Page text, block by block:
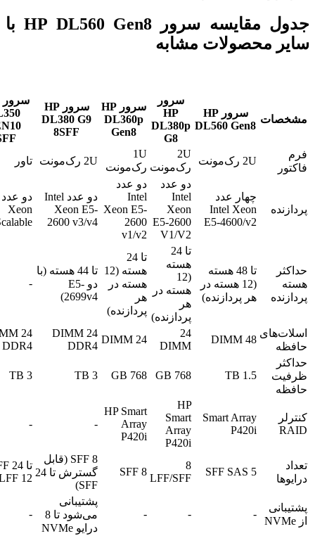
جدول مقایسه سرور HP DL560 Gen8 با
سایر محصولات مشابه
مشخصات
سرور HP
DL560 Gen8
سرور
HP
DL380p
G8
سرور HP
DL360p
Gen8
سرور HP
DL380 G9
8SFF
فرم
فاکتور
2U رک‌مونت
2U
رک‌مونت
1U
رک‌مونت
2U رک‌مونت تاور
پردازنده
چهار عدد
Intel Xeon
E5-4600/v2
دو عدد
Intel
Xeon
E5-2600
V1/V2
دو عدد
Intel
Xeon E5-
2600
v1/v2
دو عدد Intel
Xeon E5-
2600 v3/v4
Xeon
حداکثر
هسته
پردازنده
تا 48 هسته
(12 هسته در
هر پردازنده)
تا 24
هسته
(12
هسته در
هر
پردازنده)
تا 24
هسته (12
هسته در
هر
پردازنده)
تا 44 هسته (با
دو E5-
2699v4)
-
اسلات‌های
حافظه
48 DIMM
24
DIMM
24 DIMM
24 DIMM
DDR4
DDR4
حداکثر
ظرفیت
حافظه
1.5 TB
768 GB
768 GB
3 TB
3 TB
کنترلر
RAID
Smart Array
P420i
HP
Smart
Array
P420i
HP Smart
Array
P420i
-
-
تعداد
درایو‌ها
5 SFF SAS
8
LFF/SFF
8 SFF
8 SFF (قابل
گسترش تا 24
SFF)
12 LFF
پشتیبانی
از NVMe
-
-
-
پشتیبانی
می‌شود تا 8
درایو NVMe
-